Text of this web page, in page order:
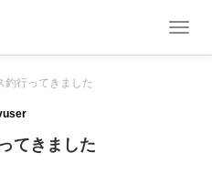
T
釣行ってきました
てきました